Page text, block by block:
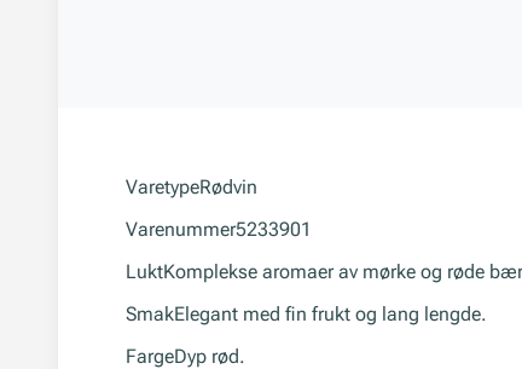
VaretypeRødvin
Varenummer5233901
LuktKomplekse aromaer av mørke og røde
SmakElegant med fin frukt og lang lengde.
FargeDyp rød.